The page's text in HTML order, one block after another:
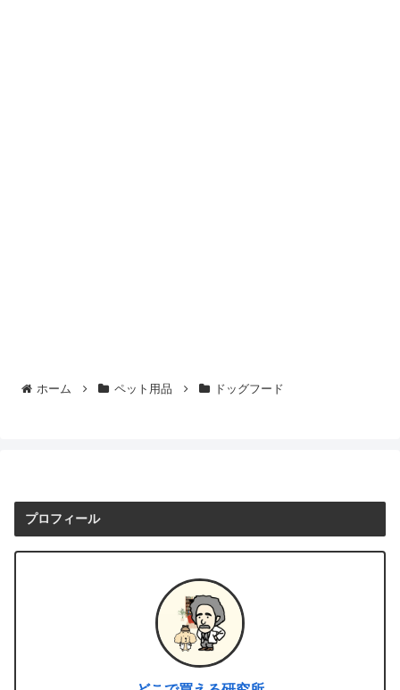
ホーム ペット用品 ドッグフード
プロフィール